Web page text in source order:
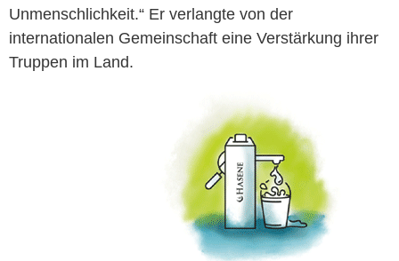
Unmenschlichkeit.“ Er verlangte von der
internationalen Gemeinschaft eine Verstärkung ihrer
Truppen im Land.